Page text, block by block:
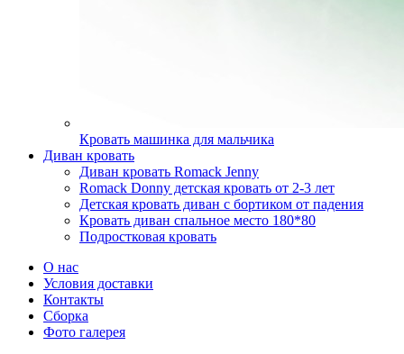
Кровать машинка для мальчика
Диван кровать
Диван кровать Romack Jenny
Romack Donny детская кровать от 2-3 лет
Детская кровать диван с бортиком от падения
Кровать диван спальное место 180*80
Подростковая кровать
О нас
Условия доставки
Контакты
Сборка
Фото галерея